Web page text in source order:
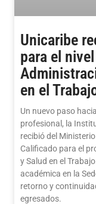
Unicaribe
para el
en el
Un nuevo paso
profesional, la
recibió del
Calificado para el
y Salud en el
académica en la
retorno y
egresados.